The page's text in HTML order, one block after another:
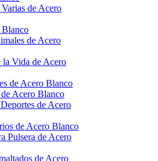
Varias de Acero
Blanco
de Acero
la Vida de Acero
de Acero Blanco
Acero Blanco
de Acero
de Acero Blanco
Pulsera de Acero
de Acero